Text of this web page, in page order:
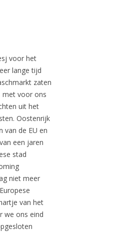
voor het
lange tijd
zaten
met voor ons
uit het
Oostenrijk
van de EU en
een jaren
stad
niet meer
van het
we ons eind